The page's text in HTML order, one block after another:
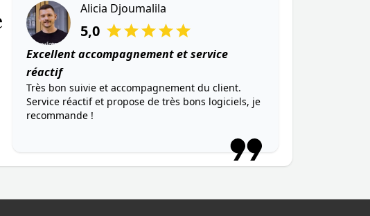
Alicia Djoumalila
5,0
Excellent accompagnement et service
réactif
Très bon suivie et accompagnement du client.
Service réactif et propose de très bons logiciels, je
recommande !
Alice Mathey
5,0
Alexandra M
5,0
Eva TAISSIDRE
5,0
PERRIN Bastien
5,0